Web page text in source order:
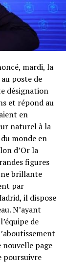
mardi, la
poste de
désignation
et répond au
en
naturel à la
monde en
d’Or la
figures
brillante
par
il dispose
N’ayant
de
page
poursuivre